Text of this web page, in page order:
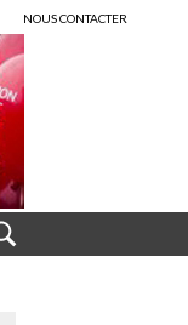
NOUS CONTACTER